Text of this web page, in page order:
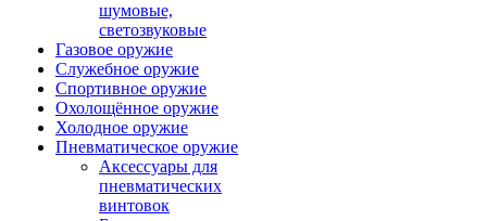
шумовые,
светозвуковые
Газовое оружие
Служебное оружие
Спортивное оружие
Охолощённое оружие
Холодное оружие
Пневматическое оружие
Аксессуары для
пневматических
винтовок